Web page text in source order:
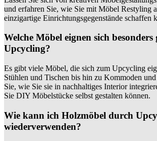
und erfahren Sie, wie Sie mit Möbel Restyling
einzigartige Einrichtungsgegenstände schaffen
Welche Möbel eignen sich
Upcycling?
Es gibt viele Möbel, die sich zum Upcycling
Stühlen und Tischen bis hin zu Kommoden
Sie, wie Sie sie in nachhaltiges Interior
Sie DIY Möbelstücke selbst gestalten können.
Wie kann ich Holzmöbel durch
wiederverwenden?